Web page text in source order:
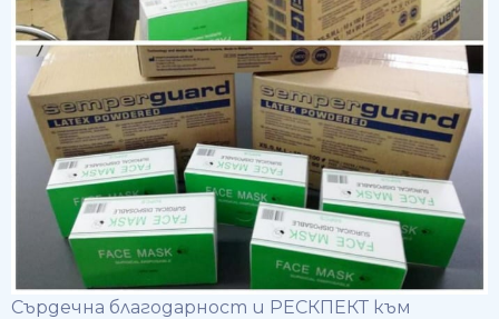
Сърдечна благодарност и РЕСКПЕКТ към